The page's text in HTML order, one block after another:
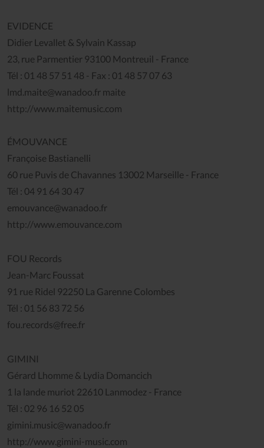
EVIDENCE
Didier Levallet & Sylvain Kassap
23, rue Parmentier 93100 Montreuil - France
Tél : 01 48 57 51 48 - Fax : 01 48 57 07 63
lmd.maite@wanadoo.fr maite
http://www.maitemusic.com
ÉMOUVANCE
Françoise Bastianelli
60 rue Puvis de Chavannes 13002 Marseille - France
Tél : 04 91 64 30 47
emouvance@wanadoo.fr
http://www.emouvance.com
FOU Records
Jean-Marc Foussat
91 rue Ridel 92250 La Garenne Colombes
Tél : 01 56 83 72 56
fou.records@free.fr
GIMINI
Gérard Lhomme & Lydia Domancich
1 la lande muriot 22610 Lanmodez - France
Tél : 02 96 16 52 05
gimini.music@wanadoo.fr
http://www.gimini-music.com